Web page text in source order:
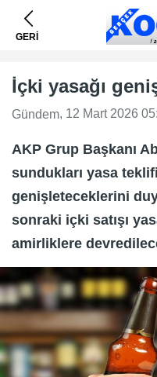
GERİ
İçki yasağı
Gündem, 12 Mart 2026
AKP Grup Başkanı
sundukları yasa
genişleteceklerini
sonraki içki satışı
amirliklere